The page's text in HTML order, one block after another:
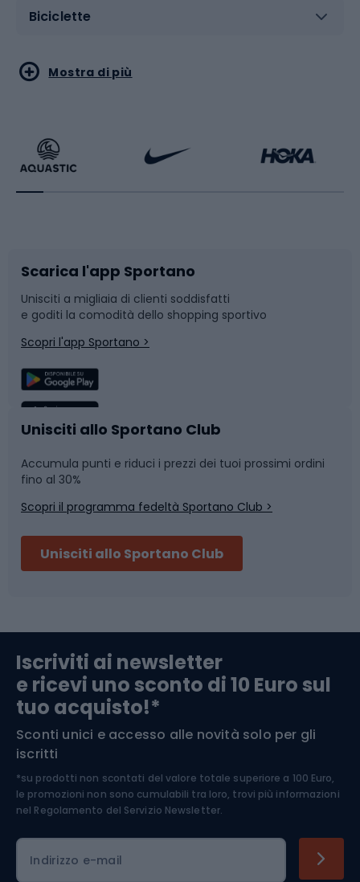
Biciclette
Sport acquatici
Bikepacking
Bushcraft
Corsa
Sport di squadra
Caschi da ciclismo
Skitouring
Abbigliamento da escursionismo
Sport di arti marziali
Sport con le racchette
Slitte e slittini
Snowboard
Camminata nordica
Nuoto
Pattinaggio
Componenti per biciclette
Arrampicata
Medicina dello sport
Abbigliamento ciclistico
Mostra di più
Scarica l'app Sportano
Unisciti a migliaia di clienti soddisfatti
e goditi la comodità dello shopping sportivo
Scopri l'app Sportano >
Unisciti allo Sportano Club
Accumula punti e riduci i prezzi dei tuoi prossimi ordini
fino al 30%
Scopri il programma fedeltà Sportano Club >
Unisciti allo Sportano Club
Iscriviti ai newsletter
e ricevi uno sconto di 10 Euro sul
tuo acquisto!*
Sconti unici e accesso alle novità solo per gli
iscritti
*su prodotti non scontati del valore totale superiore a 100 Euro,
le promozioni non sono cumulabili tra loro, trovi più informazioni
nel Regolamento del Servizio Newsletter.
Indirizzo e-mail